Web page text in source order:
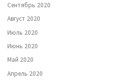
Сентябрь 2020
Август 2020
Июль 2020
Июнь 2020
Май 2020
Апрель 2020